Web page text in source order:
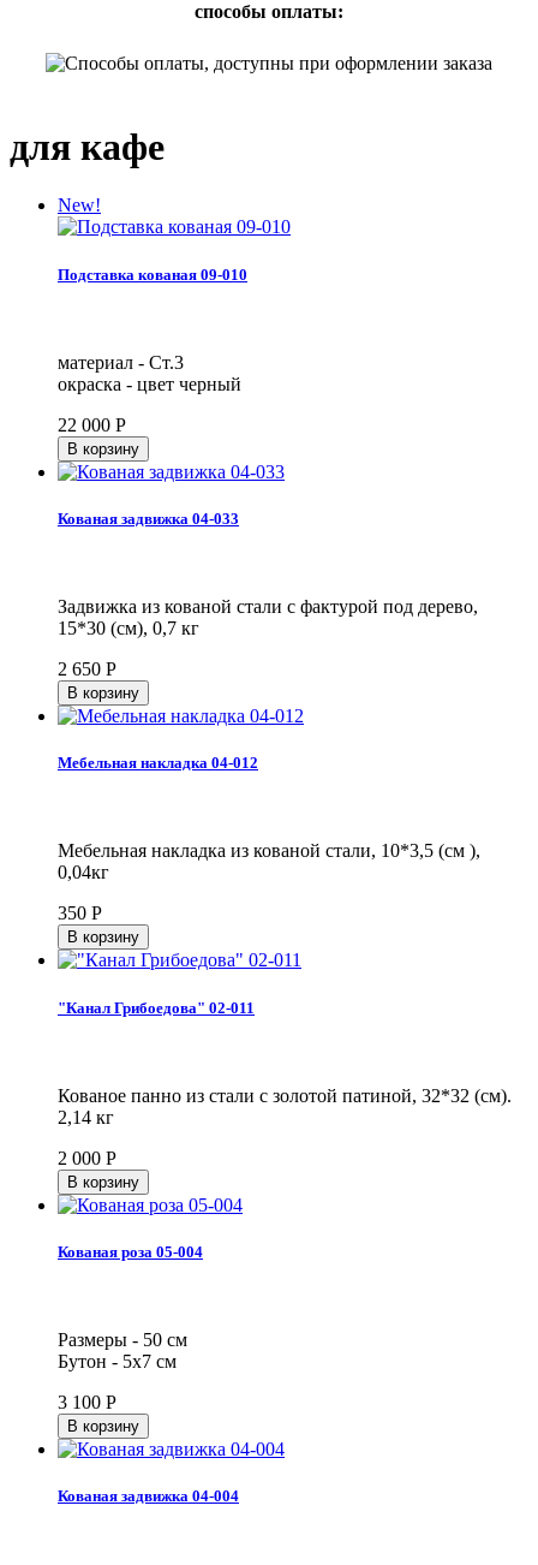
способы оплаты:
для кафе
New!
Подставка кованая 09-010
материал - Ст.3
окраска - цвет черный
22 000 Р
Кованая задвижка 04-033
Задвижка из кованой стали с фактурой под дерево,
15*30 (см), 0,7 кг
2 650 Р
Мебельная накладка 04-012
Мебельная накладка из кованой стали, 10*3,5 (см ),
0,04кг
350 Р
"Канал Грибоедова" 02-011
Кованое панно из стали с золотой патиной, 32*32 (см).
2,14 кг
2 000 Р
Кованая роза 05-004
Размеры - 50 см
Бутон - 5х7 см
3 100 Р
Кованая задвижка 04-004